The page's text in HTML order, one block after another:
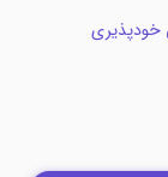
خودپذیری